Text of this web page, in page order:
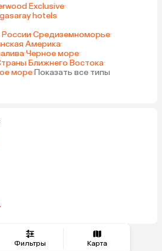
Фильтры Карта
Exclusive·
hotels
·Средиземноморье·
Америка·
·Черное море·
Ближнего Востока·
море·Показать все типы